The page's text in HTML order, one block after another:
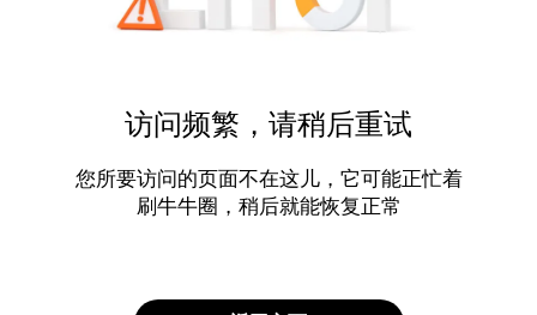
访问频繁，请稍后重试
您所要访问的页面不在这儿，它可能正忙着
刷牛牛圈，稍后就能恢复正常